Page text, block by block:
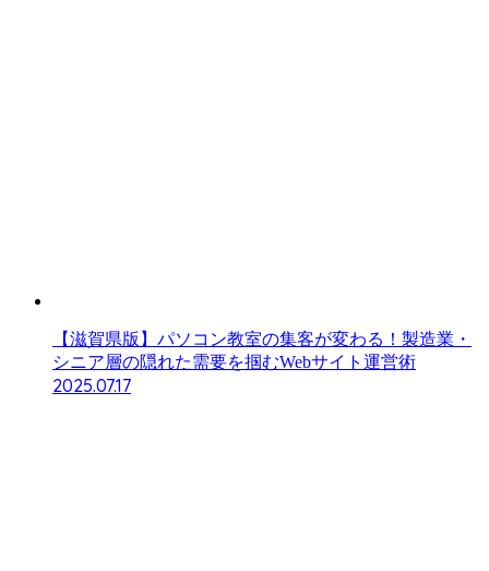
【滋賀県版】パソコン教室の集客が変わる！製造業・
シニア層の隠れた需要を掴むWebサイト運営術
2025.07.17